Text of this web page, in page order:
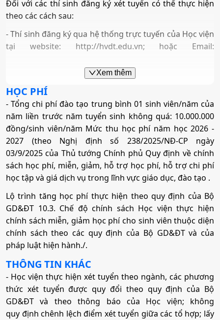
Đối với các thí sinh đăng ký xét tuyển có thể thực hiện
theo các cách sau:
- Thí sinh đăng ký qua hệ thống trực tuyến của Học viện
tại website: http://hvdt.edu.vn; hoặc Email:
- Thí sinh nộp hồ sơ đăng ký xét tuyển trực tiếp hoặc
gửi hồ sơ qua đường bưu điện theo địa chỉ tại Phòng
Đào tạo và Công tác sinh viên, Học viện Dân tộc (Khu đô
thị Dream Town, Đường 70, Phường Xuân Phương,
Thành phố Hà Nội)
3. Các điều kiện xét tuyển
Các điều kiện sau đây được đăng ký xét tuyển (ĐKXT)
vào Học viện:
(1) Xét kết quả học tập cấp THPT (học bạ) a) Điều kiện
tham gia xét tuyển:
- Tính đến thời điểm xét tuyển đã tốt nghiệp THPT theo
quy định hiện hành của Bộ Giáo dục và Đào tạo.
- Có đủ thông tin cá nhân, hồ sơ dự tuyển theo quy
định.
b) Điểm xét tuyển
Xem thêm
HỌC PHÍ
- Tổng chi phí đào tạo trung bình 01 sinh viên/năm của
năm liền trước năm tuyển sinh không quá: 10.000.000
đồng/sinh viên/năm Mức thu học phí năm học 2026 -
2027 (theo Nghị định số 238/2025/NĐ-CP ngày
03/9/2025 của Thủ tướng Chính phủ Quy định về chính
sách học phí, miễn, giảm, hỗ trợ học phí, hỗ trợ chi phí
học tập và giá dịch vụ trong lĩnh vực giáo dục, đào tạo .
Lộ trình tăng học phí thực hiện theo quy định của Bộ
GD&ĐT 10.3. Chế độ chính sách Học viện thực hiện
chính sách miễn, giảm học phí cho sinh viên thuộc diện
chính sách theo các quy định của Bộ GD&ĐT và của
pháp luật hiện hành./.
THÔNG TIN KHÁC
- Học viện thực hiện xét tuyển theo ngành, các phương
thức xét tuyển được quy đổi theo quy định của Bộ
GD&ĐT và theo thông báo của Học viện; không
quy định chênh lệch điểm xét tuyển giữa các tổ hợp; lấy